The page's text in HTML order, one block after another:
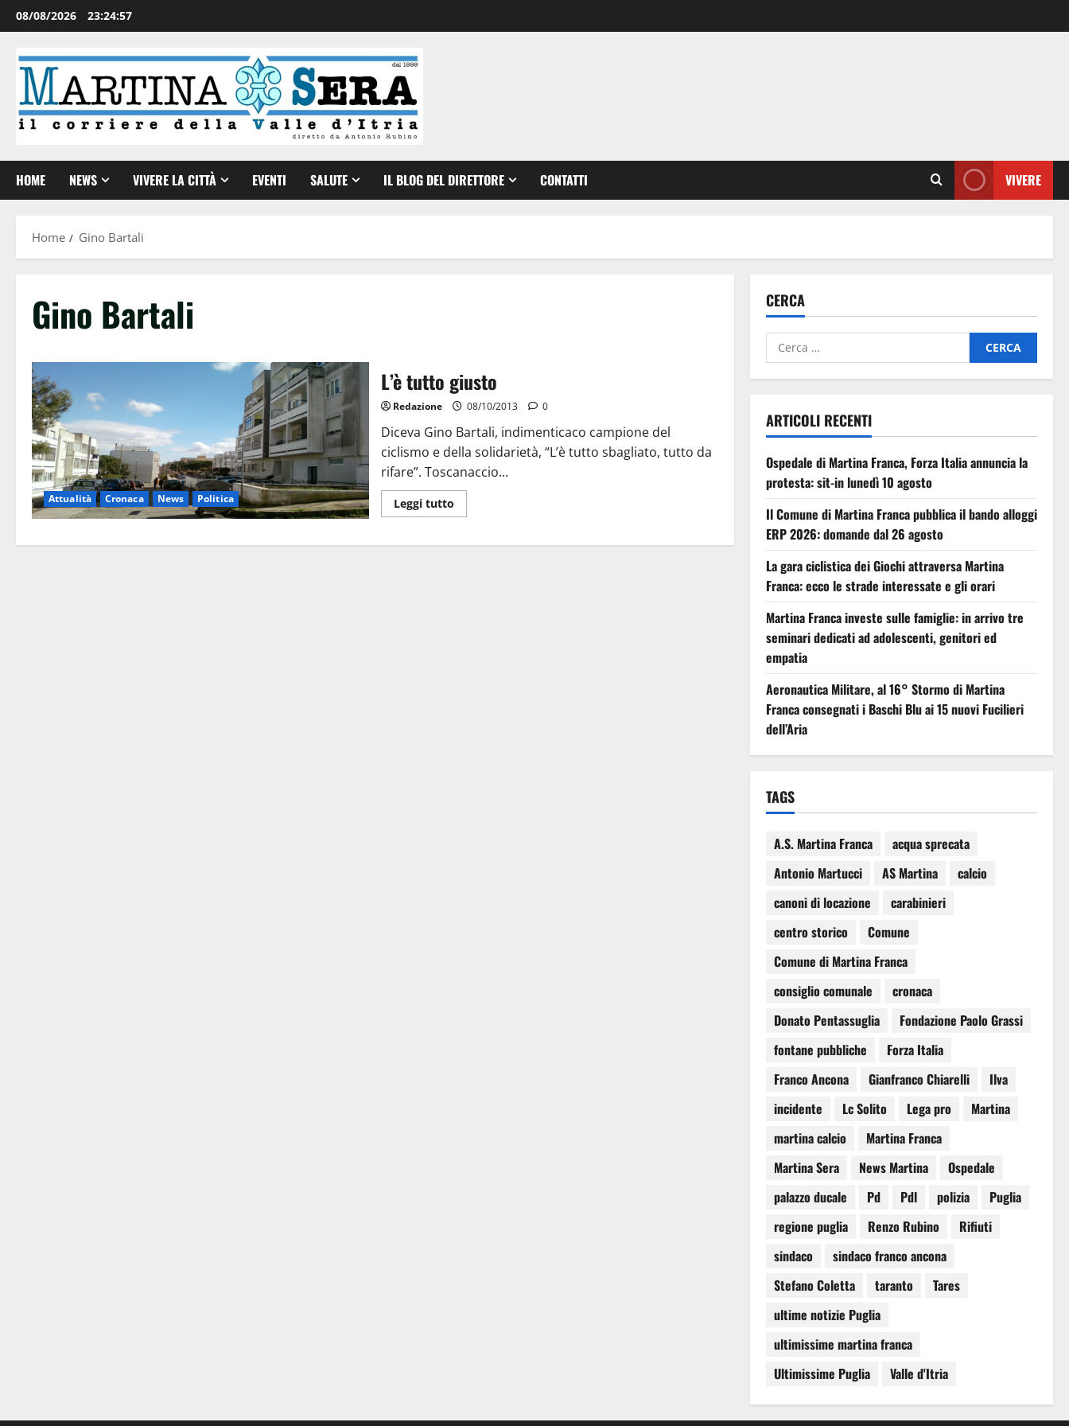
08/08/2026 23:24:57
HOME NEWS VIVERE LA CITTÀ EVENTI SALUTE IL BLOG DEL DIRETTORE CONTATTI VIVERE
Home Gino Bartali
Gino Bartali
Attualità Cronaca News Politica
L’è tutto giusto
Redazione 08/10/2013 0
Diceva Gino Bartali, indimenticaco campione del
ciclismo e della solidarietà, “L’è tutto sbagliato, tutto da
rifare”. Toscanaccio...
Leggi tutto
CERCA
ARTICOLI RECENTI
Ospedale di Martina Franca, Forza Italia annuncia la
protesta: sit-in lunedì 10 agosto
Il Comune di Martina Franca pubblica il bando alloggi
ERP 2026: domande dal 26 agosto
La gara ciclistica dei Giochi attraversa Martina
Franca: ecco le strade interessate e gli orari
Martina Franca investe sulle famiglie: in arrivo tre
seminari dedicati ad adolescenti, genitori ed
empatia
Aeronautica Militare, al 16° Stormo di Martina
Franca consegnati i Baschi Blu ai 15 nuovi Fucilieri
dell’Aria
TAGS
A.S. Martina Franca
acqua sprecata
Antonio Martucci
AS Martina
calcio
canoni di locazione
carabinieri
centro storico
Comune
Comune di Martina Franca
consiglio comunale
cronaca
Donato Pentassuglia
Fondazione Paolo Grassi
fontane pubbliche
Forza Italia
Franco Ancona
Gianfranco Chiarelli
Ilva
incidente
Lc Solito Lega pro
Martina
martina calcio
Martina Franca
Martina Sera
News Martina
Ospedale
palazzo ducale
Pd Pdl polizia
Puglia
regione puglia
Renzo Rubino
Rifiuti
sindaco
sindaco franco ancona
Stefano Coletta
taranto
Tares
ultime notizie Puglia
ultimissime martina franca
Ultimissime Puglia
Valle d'Itria